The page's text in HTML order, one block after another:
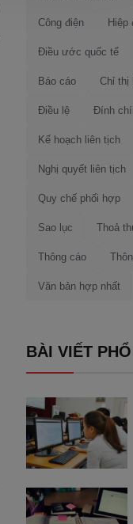
Công điện Hiệp
Điều ước quốc tế
Báo cáo Chỉ thị
Điều lệ Đính
Kế hoạch liên tịch
Nghị quyết liên tịch
Quy chế phối hợp
Sao lục Thoả
Thông cáo
Văn bản hợp nhất
BÀI VIẾT